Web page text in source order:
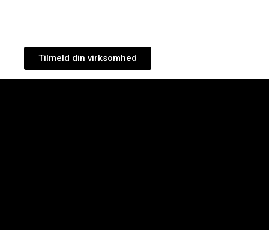
Tilmeld din virksomhed